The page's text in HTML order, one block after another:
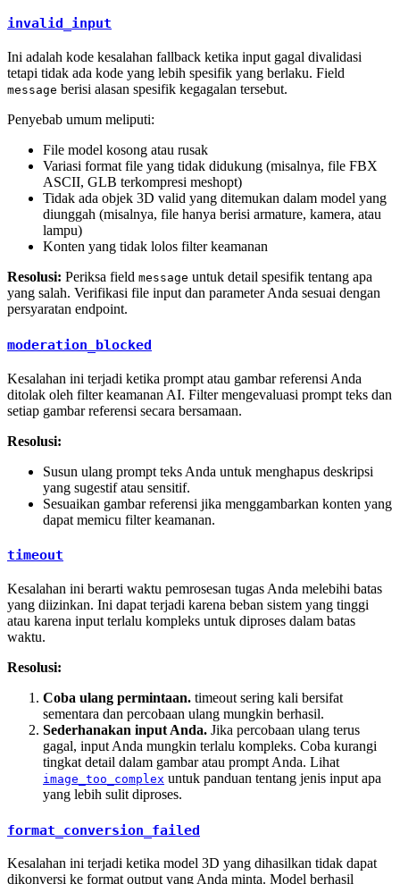
invalid_input
Ini adalah kode kesalahan fallback ketika input gagal divalidasi
tetapi tidak ada kode yang lebih spesifik yang berlaku. Field
message berisi alasan spesifik kegagalan tersebut.
Penyebab umum meliputi:
File model kosong atau rusak
Variasi format file yang tidak didukung (misalnya, file FBX
ASCII, GLB terkompresi meshopt)
Tidak ada objek 3D valid yang ditemukan dalam model yang
diunggah (misalnya, file hanya berisi armature, kamera, atau
lampu)
Konten yang tidak lolos filter keamanan
Resolusi: Periksa field message untuk detail spesifik tentang apa
yang salah. Verifikasi file input dan parameter Anda sesuai dengan
persyaratan endpoint.
moderation_blocked
Kesalahan ini terjadi ketika prompt atau gambar referensi Anda
ditolak oleh filter keamanan AI. Filter mengevaluasi prompt teks dan
setiap gambar referensi secara bersamaan.
Resolusi:
Susun ulang prompt teks Anda untuk menghapus deskripsi
yang sugestif atau sensitif.
Sesuaikan gambar referensi jika menggambarkan konten yang
dapat memicu filter keamanan.
timeout
Kesalahan ini berarti waktu pemrosesan tugas Anda melebihi batas
yang diizinkan. Ini dapat terjadi karena beban sistem yang tinggi
atau karena input terlalu kompleks untuk diproses dalam batas
waktu.
Resolusi:
Coba ulang permintaan. timeout sering kali bersifat
sementara dan percobaan ulang mungkin berhasil.
Sederhanakan input Anda. Jika percobaan ulang terus
gagal, input Anda mungkin terlalu kompleks. Coba kurangi
tingkat detail dalam gambar atau prompt Anda. Lihat
image_too_complex untuk panduan tentang jenis input apa
yang lebih sulit diproses.
format_conversion_failed
Kesalahan ini terjadi ketika model 3D yang dihasilkan tidak dapat
dikonversi ke format output yang Anda minta. Model berhasil